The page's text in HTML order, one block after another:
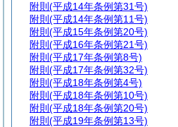
附則 (平成14年条例第31号)
附則 (平成14年条例第11号)
附則 (平成15年条例第20号)
附則 (平成16年条例第21号)
附則 (平成17年条例第8号)
附則 (平成17年条例第32号)
附則 (平成18年条例第4号)
附則 (平成18年条例第10号)
附則 (平成18年条例第20号)
附則 (平成19年条例第13号)